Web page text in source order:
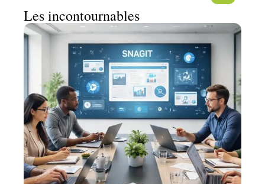
Les incontournables